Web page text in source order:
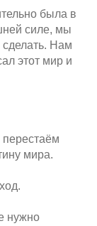
была в
силе, мы
сделать. Нам
этот мир и
перестаём
мира.
нужно